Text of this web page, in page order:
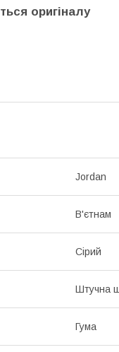
оригіналу
Jordan
В'єтнам
Сірий
Штучна
Гума